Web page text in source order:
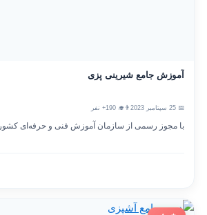
آموزش جامع شیرینی پزی
👨‍🎓 190+ نفر
با مجوز رسمی از سازمان آموزش فنی و حرفه‌ای کشور